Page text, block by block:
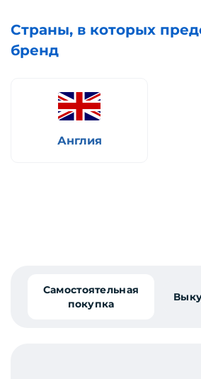
Страны, в которых
бренд
Англия
Самостоятельная
покупка